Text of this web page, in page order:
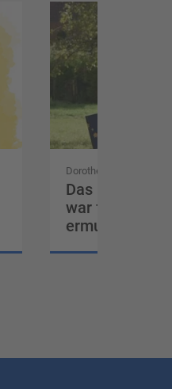
Dorothea Barbosa
Das
war für mich
ermutigend